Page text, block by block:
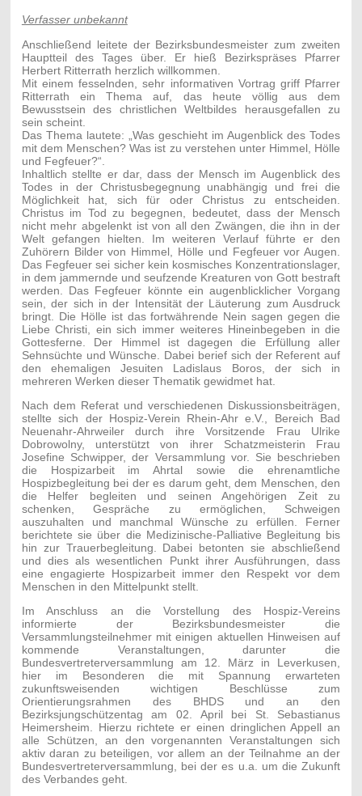
Verfasser unbekannt
Anschließend leitete der Bezirksbundesmeister zum zweiten
Hauptteil des Tages über. Er hieß Bezirkspräses Pfarrer
Herbert Ritterrath herzlich willkommen.
Mit einem fesselnden, sehr informativen Vortrag griff Pfarrer
Ritterrath ein Thema auf, das heute völlig aus dem
Bewusstsein des christlichen Weltbildes herausgefallen zu
sein scheint.
Das Thema lautete: „Was geschieht im Augenblick des Todes
mit dem Menschen? Was ist zu verstehen unter Himmel, Hölle
und Fegfeuer?“.
Inhaltlich stellte er dar, dass der Mensch im Augenblick des
Todes in der Christusbegegnung unabhängig und frei die
Möglichkeit hat, sich für oder Christus zu entscheiden.
Christus im Tod zu begegnen, bedeutet, dass der Mensch
nicht mehr abgelenkt ist von all den Zwängen, die ihn in der
Welt gefangen hielten. Im weiteren Verlauf führte er den
Zuhörern Bilder von Himmel, Hölle und Fegfeuer vor Augen.
Das Fegfeuer sei sicher kein kosmisches Konzentrationslager,
in dem jammernde und seufzende Kreaturen von Gott bestraft
werden. Das Fegfeuer könnte ein augenblicklicher Vorgang
sein, der sich in der Intensität der Läuterung zum Ausdruck
bringt. Die Hölle ist das fortwährende Nein sagen gegen die
Liebe Christi, ein sich immer weiteres Hineinbegeben in die
Gottesferne. Der Himmel ist dagegen die Erfüllung aller
Sehnsüchte und Wünsche. Dabei berief sich der Referent auf
den ehemaligen Jesuiten Ladislaus Boros, der sich in
mehreren Werken dieser Thematik gewidmet hat.
Nach dem Referat und verschiedenen Diskussionsbeiträgen,
stellte sich der Hospiz-Verein Rhein-Ahr e.V., Bereich Bad
Neuenahr-Ahrweiler durch ihre Vorsitzende Frau Ulrike
Dobrowolny, unterstützt von ihrer Schatzmeisterin Frau
Josefine Schwipper, der Versammlung vor. Sie beschrieben
die Hospizarbeit im Ahrtal sowie die ehrenamtliche
Hospizbegleitung bei der es darum geht, dem Menschen, den
die Helfer begleiten und seinen Angehörigen Zeit zu
schenken, Gespräche zu ermöglichen, Schweigen
auszuhalten und manchmal Wünsche zu erfüllen. Ferner
berichtete sie über die Medizinische-Palliative Begleitung bis
hin zur Trauerbegleitung. Dabei betonten sie abschließend
und dies als wesentlichen Punkt ihrer Ausführungen, dass
eine engagierte Hospizarbeit immer den Respekt vor dem
Menschen in den Mittelpunkt stellt.
Im Anschluss an die Vorstellung des Hospiz-Vereins
informierte der Bezirksbundesmeister die
Versammlungsteilnehmer mit einigen aktuellen Hinweisen auf
kommende Veranstaltungen, darunter die
Bundesvertreterversammlung am 12. März in Leverkusen,
hier im Besonderen die mit Spannung erwarteten
zukunftsweisenden wichtigen Beschlüsse zum
Orientierungsrahmen des BHDS und an den
Bezirksjungschützentag am 02. April bei St. Sebastianus
Heimersheim. Hierzu richtete er einen dringlichen Appell an
alle Schützen, an den vorgenannten Veranstaltungen sich
aktiv daran zu beteiligen, vor allem an der Teilnahme an der
Bundesvertreterversammlung, bei der es u.a. um die Zukunft
des Verbandes geht.